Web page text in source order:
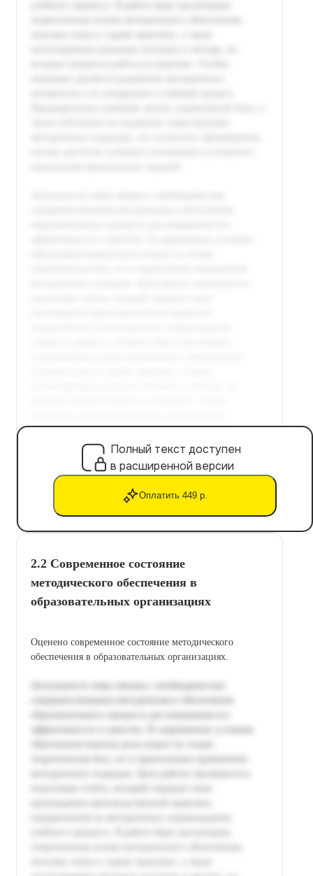
Полный текст доступен
в расширенной версии
Оплатить 449 р.
2.2 Современное состояние
методического обеспечения в
образовательных организациях
Оценено современное состояние методического
обеспечения в образовательных организациях.